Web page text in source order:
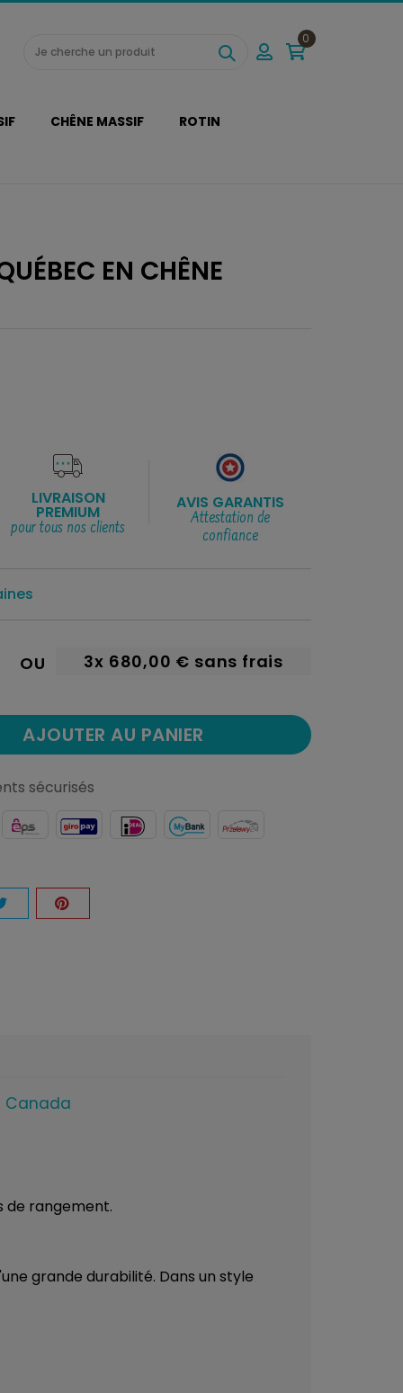
0
CHÊNE MASSIF ROTIN
EN CHÊNE
LIVRAISON
PREMIUM
pour tous nos clients
AVIS GARANTIS
Attestation de
confiance
OU 3x 680,00 € sans frais
AJOUTER AU PANIER
sécurisés
Canada
de rangement.
grande durabilité. Dans un style